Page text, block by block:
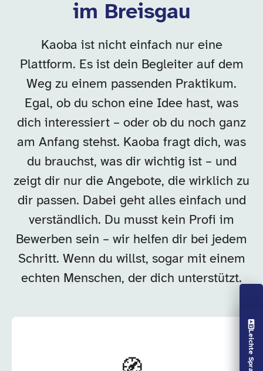
Vorlesen aus
im Breisgau
Kaoba ist nicht einfach nur eine
Plattform. Es ist dein Begleiter auf dem
Weg zu einem passenden Praktikum.
Egal, ob du schon eine Idee hast, was
dich interessiert – oder ob du noch ganz
am Anfang stehst. Kaoba fragt dich, was
du brauchst, was dir wichtig ist – und
zeigt dir nur die Angebote, die wirklich zu
dir passen. Dabei geht alles einfach und
verständlich. Du musst kein Profi im
Bewerben sein – wir helfen dir bei jedem
Schritt. Wenn du willst, sogar mit einem
echten Menschen, der dich unterstützt.